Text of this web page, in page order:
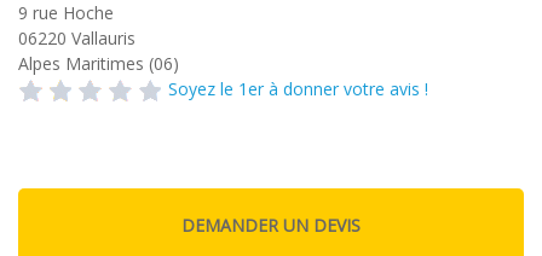
9 rue Hoche
06220 Vallauris
Alpes Maritimes (06)
Soyez le 1er à donner votre avis !